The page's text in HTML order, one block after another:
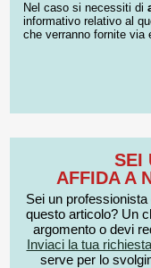
Nel caso si necessiti di
informativo relativo al
che verranno fornite via
SEI
AFFIDA A
Sei un
questo articolo? Un
argomento o devi
Inviaci la tua richiesta
serve per lo